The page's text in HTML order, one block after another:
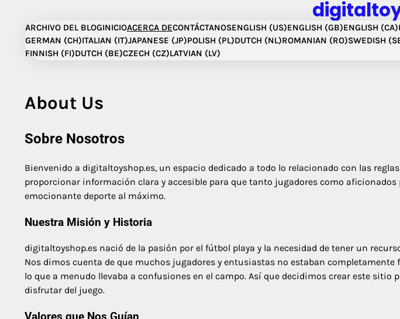
content
ARCHIVO DEL BLOGINICIOACERCA DECONTÁCTANOSENGLISH (US)ENGLISH (GB)ENGLISH (CA)
GERMAN (CH)ITALIAN (IT)JAPANESE (JP)POLISH (PL)DUTCH (NL)ROMANIAN (RO)SWEDISH
FINNISH (FI)DUTCH (BE)CZECH (CZ)LATVIAN (LV)
About Us
Sobre Nosotros
Bienvenido a digitaltoyshop.es, un espacio dedicado a todo lo relacionado con las
proporcionar información clara y accesible para que tanto jugadores como aficionados
emocionante deporte al máximo.
Nuestra Misión y Historia
digitaltoyshop.es nació de la pasión por el fútbol playa y la necesidad de tener un
Nos dimos cuenta de que muchos jugadores y entusiastas no estaban
lo que a menudo llevaba a confusiones en el campo. Así que decidimos crear este sitio
disfrutar del juego.